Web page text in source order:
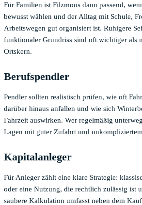
Für Familien ist Filzmoos dann passend,
bewusst wählen und der Alltag mit Schule,
Arbeitswegen gut organisiert ist. Ruhigere
funktionaler Grundriss sind oft wichtiger als
Ortskern.
Berufspendler
Pendler sollten realistisch prüfen, wie oft
darüber hinaus anfallen und wie sich
Fahrzeit auswirken. Wer regelmäßig
Lagen mit guter Zufahrt und
Kapitalanleger
Für Anleger zählt eine klare Strategie:
oder eine Nutzung, die rechtlich zulässig ist
saubere Kalkulation umfasst neben dem